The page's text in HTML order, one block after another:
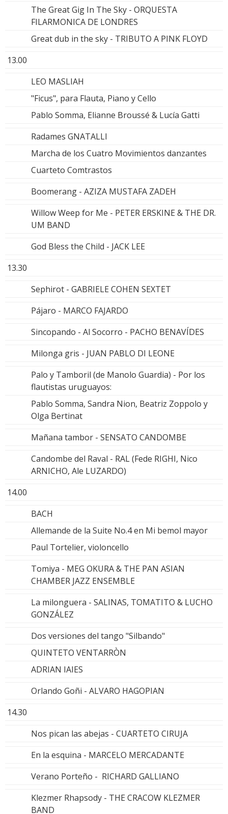
The Great Gig In The Sky - ORQUESTA
FILARMONICA DE LONDRES
Great dub in the sky - TRIBUTO A PINK FLOYD
13.00
LEO MASLIAH
"Ficus", para Flauta, Piano y Cello
Pablo Somma, Elianne Broussé & Lucía Gatti
Radames GNATALLI
Marcha de los Cuatro Movimientos danzantes
Cuarteto Comtrastos
Boomerang - AZIZA MUSTAFA ZADEH
Willow Weep for Me - PETER ERSKINE & THE DR.
UM BAND
God Bless the Child - JACK LEE
13.30
Sephirot - GABRIELE COHEN SEXTET
Pájaro - MARCO FAJARDO
Sincopando - Al Socorro - PACHO BENAVÍDES
Milonga gris - JUAN PABLO DI LEONE
Palo y Tamboril (de Manolo Guardia) - Por los
flautistas uruguayos:
Pablo Somma, Sandra Nion, Beatriz Zoppolo y
Olga Bertinat
Mañana tambor - SENSATO CANDOMBE
Candombe del Raval - RAL (Fede RIGHI, Nico
ARNICHO, Ale LUZARDO)
14.00
BACH
Allemande de la Suite No.4 en Mi bemol mayor
Paul Tortelier, violoncello
Tomiya - MEG OKURA & THE PAN ASIAN
CHAMBER JAZZ ENSEMBLE
La milonguera - SALINAS, TOMATITO & LUCHO
GONZÁLEZ
Dos versiones del tango "Silbando"
QUINTETO VENTARRÒN
ADRIAN IAIES
Orlando Goñi - ALVARO HAGOPIAN
14.30
Nos pican las abejas - CUARTETO CIRUJA
En la esquina - MARCELO MERCADANTE
Verano Porteño - RICHARD GALLIANO
Klezmer Rhapsody - THE CRACOW KLEZMER
BAND